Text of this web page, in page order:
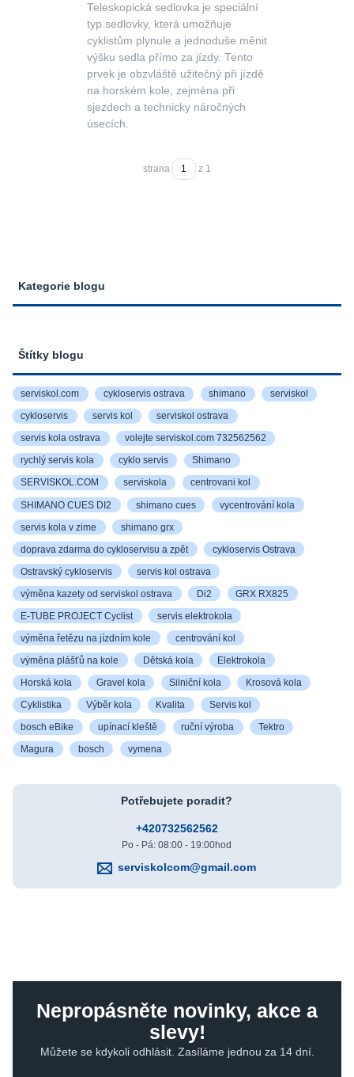
Kategorie blogu
Štítky blogu
serviskol.com cykloservis ostrava shimano serviskol
cykloservis servis kol serviskol ostrava
servis kola ostrava volejte serviskol.com 732562562
rychlý servis kola cyklo servis Shimano
SERVISKOL.COM serviskola centrovani kol
SHIMANO CUES DI2 shimano cues vycentrování kola
servis kola v zime shimano grx
doprava zdarma do cykloservisu a zpět cykloservis Ostrava
Ostravský cykloservis servis kol ostrava
výměna kazety od serviskol ostrava Di2 GRX RX825
E-TUBE PROJECT Cyclist servis elektrokola
výměna řetězu na jízdním kole centrování kol
výměna plášťů na kole Dětská kola Elektrokola
Horská kola Gravel kola Silniční kola Krosová kola
Cyklistika Výběr kola Kvalita Servis kol
bosch eBike upínací kleště ruční výroba Tektro
Magura bosch vymena
Potřebujete poradit?
+420732562562
Po - Pá: 08:00 - 19:00hod
serviskolcom@gmail.com
Teleskopická sedlovka je speciální
typ sedlovky, která umožňuje
cyklistům plynule a jednoduše měnit
výšku sedla přímo za jízdy. Tento
prvek je obzvláště užitečný při jízdě
na horském kole, zejména při
sjezdech a technicky náročných
úsecích.
strana z 1
Nepropásněte novinky, akce a
slevy!
Můžete se kdykoli odhlásit. Zasíláme jednou za 14 dní.